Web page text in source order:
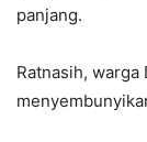
panjang.
Ratnasih, warga